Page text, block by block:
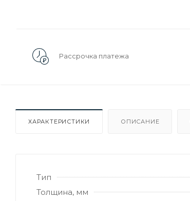
Рассрочка платежа
ХАРАКТЕРИСТИКИ ОПИСАНИЕ
Тип
Толщина, мм